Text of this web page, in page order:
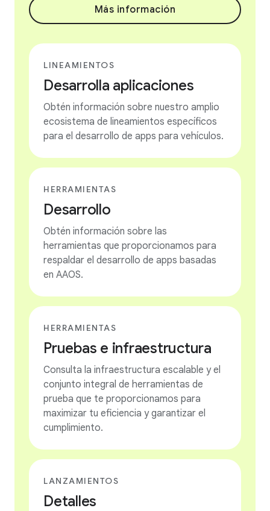
Más información
LINEAMIENTOS
Desarrolla aplicaciones
Obtén información sobre nuestro amplio
ecosistema de lineamientos específicos
para el desarrollo de apps para vehículos.
HERRAMIENTAS
Desarrollo
Obtén información sobre las
herramientas que proporcionamos para
respaldar el desarrollo de apps basadas
en AAOS.
HERRAMIENTAS
Pruebas e infraestructura
Consulta la infraestructura escalable y el
conjunto integral de herramientas de
prueba que te proporcionamos para
maximizar tu eficiencia y garantizar el
cumplimiento.
LANZAMIENTOS
Detalles